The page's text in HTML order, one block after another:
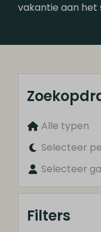
vakantie aan het
Alle typen
Selecteer
Selecteer
Filters